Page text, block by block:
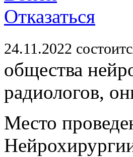
Отказаться
24.11.2022
общества
радиологов,
Место